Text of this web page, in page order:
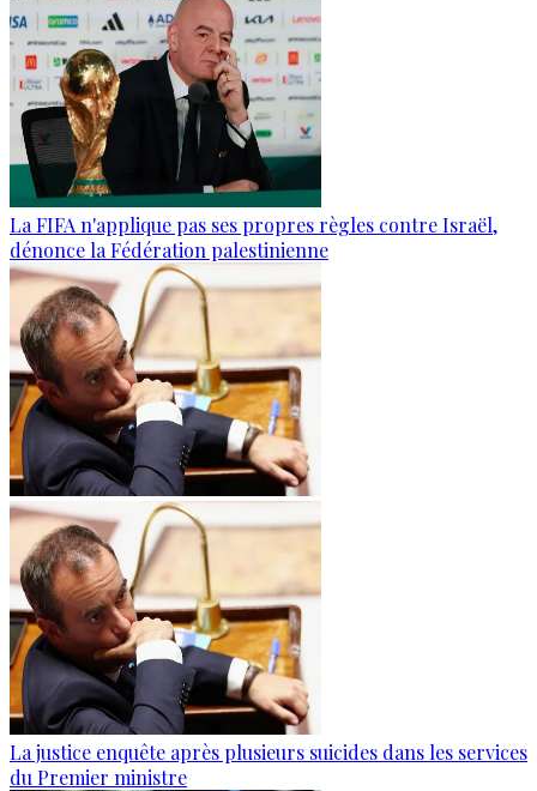
La FIFA n'applique pas ses propres règles contre Israël,
dénonce la Fédération palestinienne
La justice enquête après plusieurs suicides dans les services
du Premier ministre